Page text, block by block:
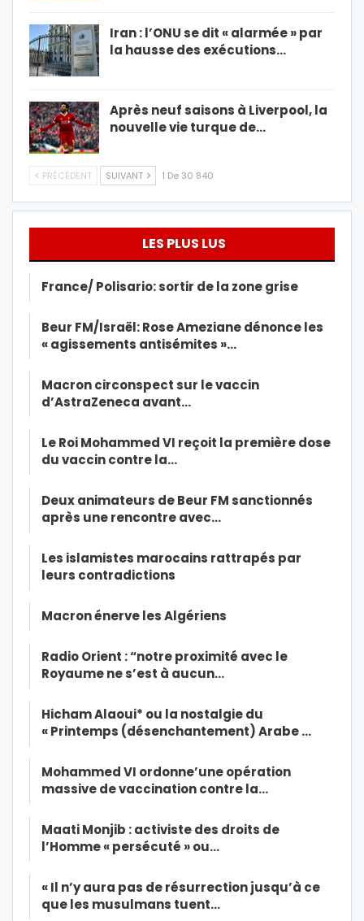
Iran : l’ONU se dit « alarmée » par
la hausse des exécutions…
Après neuf saisons à Liverpool, la
nouvelle vie turque de…
PRÉCÉDENT SUIVANT 1 De 30 840
LES PLUS LUS
France/ Polisario: sortir de la zone grise
Beur FM/Israël: Rose Ameziane dénonce les
« agissements antisémites »…
Macron circonspect sur le vaccin
d’AstraZeneca avant…
Le Roi Mohammed VI reçoit la première dose
du vaccin contre la…
Deux animateurs de Beur FM sanctionnés
après une rencontre avec…
Les islamistes marocains rattrapés par
leurs contradictions
Macron énerve les Algériens
Radio Orient : “notre proximité avec le
Royaume ne s’est à aucun…
Hicham Alaoui* ou la nostalgie du
« Printemps (désenchantement) Arabe …
Mohammed VI ordonne’une opération
massive de vaccination contre la…
Maati Monjib : activiste des droits de
l’Homme « persécuté » ou…
« Il n’y aura pas de résurrection jusqu’à ce
que les musulmans tuent…